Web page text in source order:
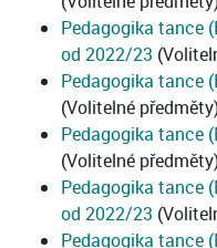
Pedagogika tance
od 2022/23
Pedagogika tance
(Volitelné
Pedagogika tance
(Volitelné
Pedagogika tance
od 2022/23
Pedagogika tance